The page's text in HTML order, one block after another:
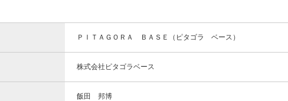
ＰＩＴＡＧＯＲＡ ＢＡＳＥ（ピタゴラ ベース）
株式会社ピタゴラベース
飯田 邦博